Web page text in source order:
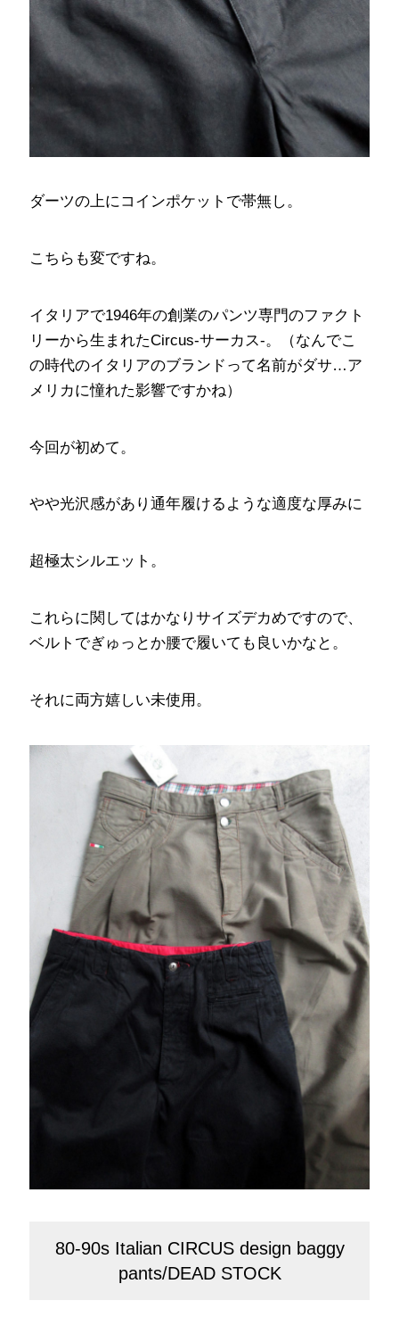
ダーツの上にコインポケットで帯無し。
こちらも変ですね。
イタリアで1946年の創業のパンツ専門のファクト
リーから生まれたCircus-サーカス-。（なんでこ
の時代のイタリアのブランドって名前がダサ…ア
メリカに憧れた影響ですかね）
今回が初めて。
やや光沢感があり通年履けるような適度な厚みに
超極太シルエット。
これらに関してはかなりサイズデカめですので、
ベルトでぎゅっとか腰で履いても良いかなと。
それに両方嬉しい未使用。
80-90s Italian CIRCUS design baggy
pants/DEAD STOCK